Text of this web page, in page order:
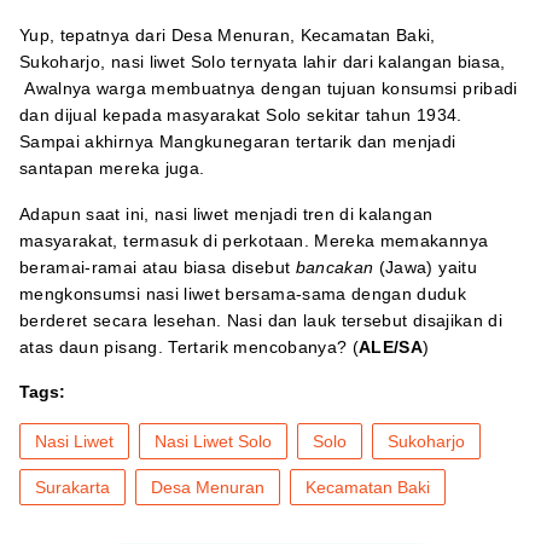
Yup, tepatnya dari Desa Menuran, Kecamatan Baki,
Sukoharjo, nasi liwet Solo ternyata lahir dari kalangan biasa,
Awalnya warga membuatnya dengan tujuan konsumsi pribadi
dan dijual kepada masyarakat Solo sekitar tahun 1934.
Sampai akhirnya Mangkunegaran tertarik dan menjadi
santapan mereka juga.
Adapun saat ini, nasi liwet menjadi tren di kalangan
masyarakat, termasuk di perkotaan. Mereka memakannya
beramai-ramai atau biasa disebut bancakan (Jawa) yaitu
mengkonsumsi nasi liwet bersama-sama dengan duduk
berderet secara lesehan. Nasi dan lauk tersebut disajikan di
atas daun pisang. Tertarik mencobanya? (ALE/SA)
Tags:
Nasi Liwet Nasi Liwet Solo Solo Sukoharjo
Surakarta Desa Menuran Kecamatan Baki